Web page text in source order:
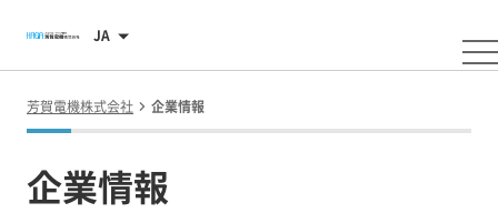
JA
芳賀電機株式会社 企業情報
企業情報